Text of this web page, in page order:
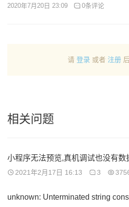
2020年7月20日 23:09 0条评论
请 登录 或者 注册
相关问题
小程序无法预览,真机调试也没有数
2021年2月17日 16:13 3
unknown: Unterminated string